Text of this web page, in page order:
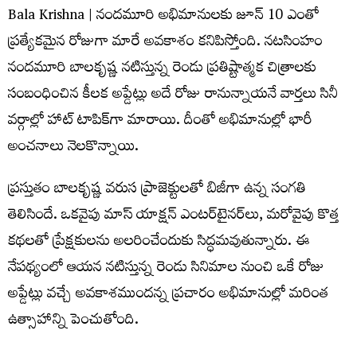
Bala Krishna | నందమూరి అభిమానులకు జూన్ 10 ఎంతో
ప్రత్యేకమైన రోజుగా మారే అవకాశం కనిపిస్తోంది. నటసింహం
నంద‌మూరి బాల‌కృష్ణ‌ నటిస్తున్న రెండు ప్రతిష్టాత్మక చిత్రాలకు
సంబంధించిన కీలక అప్డేట్లు అదే రోజు రానున్నాయనే వార్తలు సినీ
వర్గాల్లో హాట్ టాపిక్‌గా మారాయి. దీంతో అభిమానుల్లో భారీ
అంచనాలు నెలకొన్నాయి.
ప్రస్తుతం బాలకృష్ణ వరుస ప్రాజెక్టులతో బిజీగా ఉన్న సంగతి
తెలిసిందే. ఒకవైపు మాస్ యాక్షన్ ఎంటర్‌టైనర్‌లు, మరోవైపు కొత్త
కథలతో ప్రేక్షకులను అలరించేందుకు సిద్ధమవుతున్నారు. ఈ
నేపథ్యంలో ఆయన నటిస్తున్న రెండు సినిమాల నుంచి ఒకే రోజు
అప్డేట్లు వచ్చే అవకాశముందన్న ప్రచారం అభిమానుల్లో మరింత
ఉత్సాహాన్ని పెంచుతోంది.